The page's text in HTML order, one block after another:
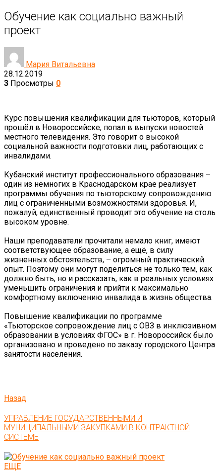
Обучение как социально важный
проект
Мария Витальевна
28.12.2019
3 Просмотры 0
Курс повышения квалификации для тьюторов, который
прошёл в Новороссийске, попал в выпуски новостей
местного телевидения. Это говорит о высокой
социальной важности подготовки лиц, работающих с
инвалидами.
Кубанский институт профессионального образования –
один из немногих в Краснодарском крае реализует
программы обучения по тьюторскому сопровождению
лиц с ограниченными возможностями здоровья. И,
пожалуй, единственный проводит это обучение на столь
высоком уровне.
Наши преподаватели прочитали немало книг, имеют
соответствующее образование, а ещё, в силу
жизненных обстоятельств, – огромный практический
опыт. Поэтому они могут поделиться не только тем, как
должно быть, но и рассказать, как в реальных условиях
уменьшить ограничения и прийти к максимально
комфортному включению инвалида в жизнь общества.
Повышение квалификации по программе
«Тьюторское сопровождение лиц с ОВЗ в инклюзивном
образовании в условиях ФГОС» в г. Новороссийск было
организовано и проведено по заказу городского Центра
занятости населения.
Назад
УПРАВЛЕНИЕ ГОСУДАРСТВЕННЫМИ И
МУНИЦИПАЛЬНЫМИ ЗАКУПКАМИ В КОНТРАКТНОЙ
СИСТЕМЕ
ЕЩЕ